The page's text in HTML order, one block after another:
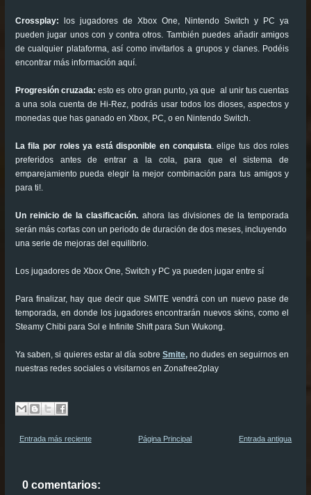
Crossplay: los jugadores de Xbox One, Nintendo Switch y PC ya
pueden jugar unos con y contra otros. También puedes añadir amigos
de cualquier plataforma, así como invitarlos a grupos y clanes. Podéis
encontrar más información aquí.
Progresión cruzada: esto es otro gran punto, ya que al unir tus cuentas
a una sola cuenta de Hi-Rez, podrás usar todos los dioses, aspectos y
monedas que has ganado en Xbox, PC, o en Nintendo Switch.
La fila por roles ya está disponible en conquista. elige tus dos roles
preferidos antes de entrar a la cola, para que el sistema de
emparejamiento pueda elegir la mejor combinación para tus amigos y
para ti!.
Un reinicio de la clasificación. ahora las divisiones de la temporada
serán más cortas con un periodo de duración de dos meses, incluyendo
una serie de mejoras del equilibrio.
Los jugadores de Xbox One, Switch y PC ya pueden jugar entre sí
Para finalizar, hay que decir que SMITE vendrá con un nuevo pase de
temporada, en donde los jugadores encontrarán nuevos skins, como el
Steamy Chibi para Sol e Infinite Shift para Sun Wukong.
Ya saben, si quieres estar al día sobre Smite, no dudes en seguirnos en
nuestras redes sociales o visitarnos en Zonafree2play
Entrada más reciente Entrada antigua
Página Principal
0 comentarios: